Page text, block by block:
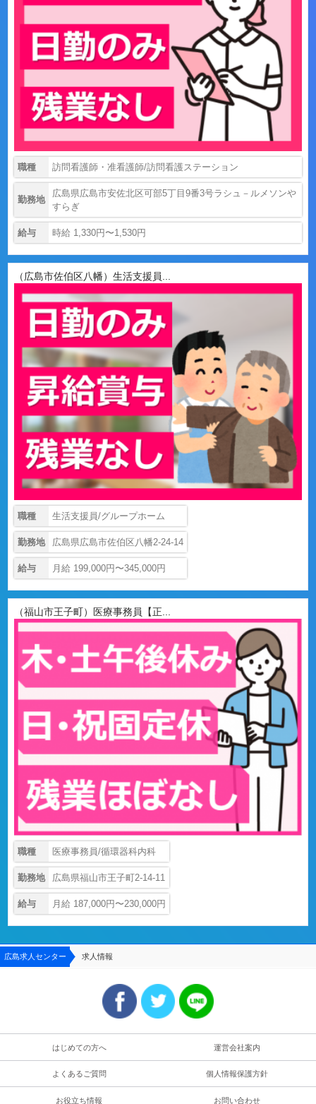
職種 訪問看護師・准看護師/訪問看護ステーション
勤務地
広島県広島市安佐北区可部5丁目9番3号ラシュ－ルメソンや
すらぎ
給与 時給 1,330円〜1,530円
（広島市佐伯区八幡）生活支援員...
職種 生活支援員/グループホーム
勤務地 広島県広島市佐伯区八幡2-24-14
給与 月給 199,000円〜345,000円
（福山市王子町）医療事務員【正...
職種 医療事務員/循環器科内科
勤務地 広島県福山市王子町2-14-11
給与 月給 187,000円〜230,000円
広島求人センター 求人情報
はじめての方へ 運営会社案内
よくあるご質問 個人情報保護方針
お役立ち情報 お問い合わせ